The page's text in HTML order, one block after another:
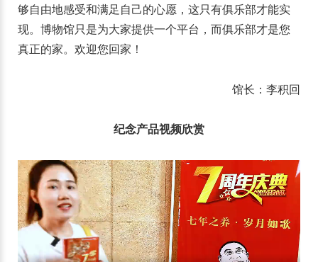
够自由地感受和满足自己的心愿，这只有俱乐部才能实
现。博物馆只是为大家提供一个平台，而俱乐部才是您
真正的家。欢迎您回家！
馆长：李积回
纪念产品视频欣赏